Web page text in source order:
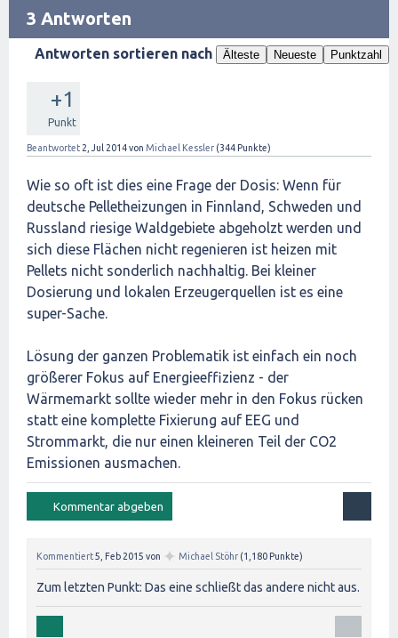
3 Antworten
Antworten sortieren nach Älteste Neueste Punktzahl
+1
Punkt
Beantwortet 2, Jul 2014von Michael Kessler (344 Punkte)
Wie so oft ist dies eine Frage der Dosis: Wenn für
deutsche Pelletheizungen in Finnland, Schweden und
Russland riesige Waldgebiete abgeholzt werden und
sich diese Flächen nicht regenieren ist heizen mit
Pellets nicht sonderlich nachhaltig. Bei kleiner
Dosierung und lokalen Erzeugerquellen ist es eine
super-Sache.
Lösung der ganzen Problematik ist einfach ein noch
größerer Fokus auf Energieeffizienz - der
Wärmemarkt sollte wieder mehr in den Fokus rücken
statt eine komplette Fixierung auf EEG und
Strommarkt, die nur einen kleineren Teil der CO2
Emissionen ausmachen.
Kommentiert5, Feb 2015 von ✦ Michael Stöhr (1,180 Punkte)
Zum letzten Punkt: Das eine schließt das andere nicht aus.